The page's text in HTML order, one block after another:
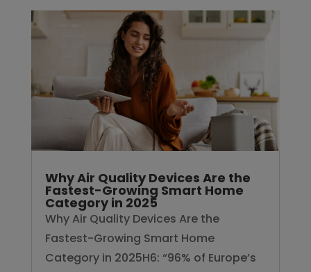
Why Air Quality Devices Are the
Fastest-Growing Smart Home
Category in 2025
Why Air Quality Devices Are the
Fastest-Growing Smart Home
Category in 2025H6: “96% of Europe’s
urban population is...
READ MORE